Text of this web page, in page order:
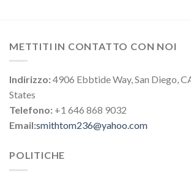
METTITI IN CONTATTO CON NOI
Indirizzo:4906 Ebbtide Way, San Diego,
States
Telefono: +1 646 868 9032
Email:smithtom236@yahoo.com
POLITICHE